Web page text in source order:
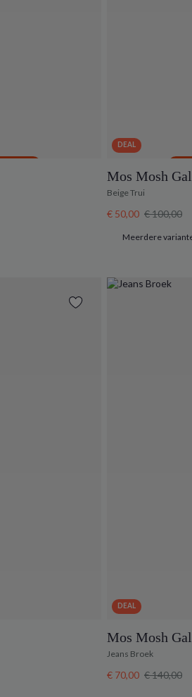
DEAL
Mos Mosh
Beige Trui
€ 50,00 € 100,00
Meerdere
DEAL
Mos Mosh
Jeans Broek
€ 70,00 € 140,00